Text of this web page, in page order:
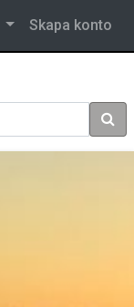
Skapa konto
Sök